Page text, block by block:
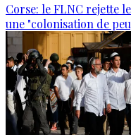
Corse: le FLNC rejette
une "colonisation de